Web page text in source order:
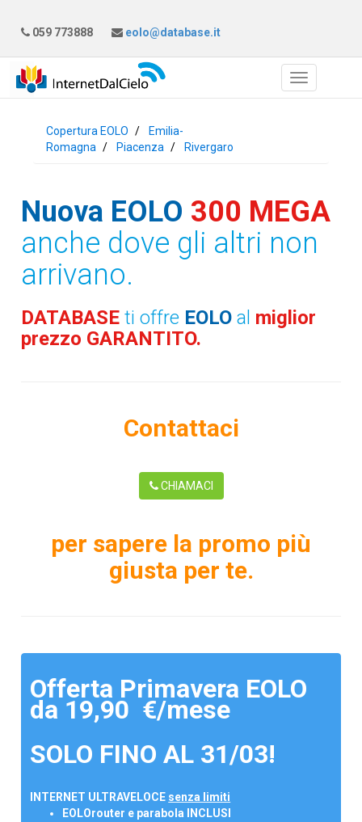
059 773888 eolo@database.it
Copertura EOLO
Emilia-
Romagna
Piacenza Rivergaro
Nuova EOLO 300 MEGA
anche dove gli altri non
arrivano.
DATABASEti offre EOLO al miglior
prezzo GARANTITO.
Contattaci
CHIAMACI
per sapere la promo più
giusta per te.
Offerta Primavera EOLO
da 19,90 €/mese
SOLO FINO AL 31/03!
INTERNET ULTRAVELOCE senza limiti
EOLOrouter e parabola INCLUSI